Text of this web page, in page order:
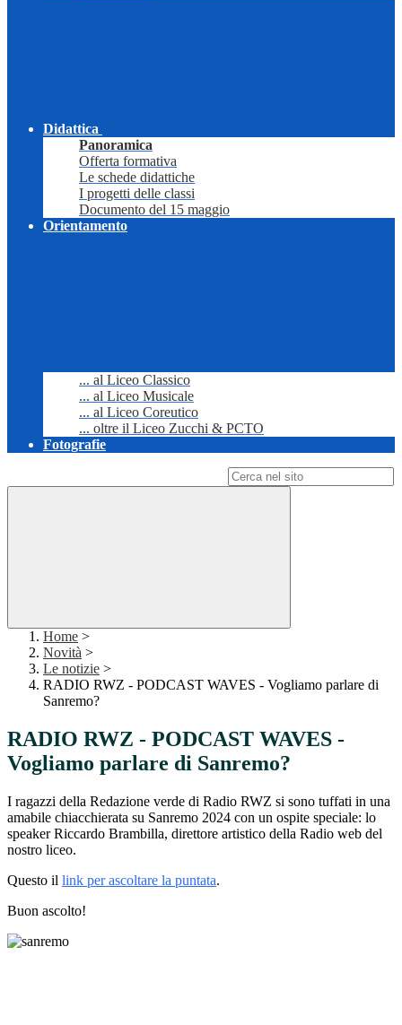
Didattica
Panoramica
Offerta formativa
Le schede didattiche
I progetti delle classi
Documento del 15 maggio
Orientamento
... al Liceo Classico
... al Liceo Musicale
... al Liceo Coreutico
... oltre il Liceo Zucchi & PCTO
Fotografie
Home >
Novità >
Le notizie >
RADIO RWZ - PODCAST WAVES - Vogliamo parlare di
Sanremo?
RADIO RWZ - PODCAST WAVES -
Vogliamo parlare di Sanremo?
I ragazzi della Redazione verde di Radio RWZ si sono tuffati in una
amabile chiacchierata su Sanremo 2024 con un ospite speciale: lo
speaker Riccardo Brambilla, direttore artistico della Radio web del
nostro liceo.
Questo il link per ascoltare la puntata.
Buon ascolto!